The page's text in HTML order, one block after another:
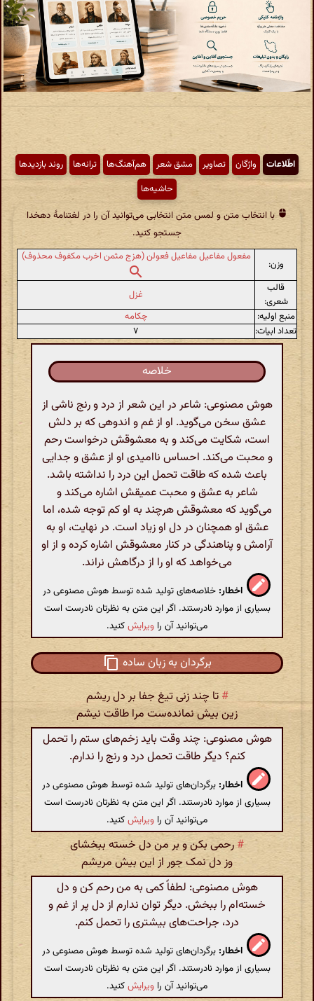
اطّلاعات واژگان تصاویر مشق شعر هم‌آهنگ‌ها ترانه‌ها
روند بازدیدها
حاشیه‌ها
با انتخاب متن و لمس متن انتخابی می‌توانید آن را در لغتنامهٔ دهخدا
جستجو کنید.
وزن:
مفعول مفاعیل مفاعیل فعولن (هزج مثمن اخرب مکفوف محذوف)
قالب
شعری:
غزل
منبع اولیه:
چکامه
تعداد ابیات:
۷
خلاصه
هوش مصنوعی: شاعر در این شعر از درد و رنج ناشی از
عشق سخن می‌گوید. او از غم و اندوهی که بر دلش
است، شکایت می‌کند و به معشوقش درخواست رحم
و محبت می‌کند. احساس ناامیدی او از عشق و جدایی
باعث شده که طاقت تحمل این درد را نداشته باشد.
شاعر به عشق و محبت عمیقش اشاره می‌کند و
می‌گوید که معشوقش هرچند به او کم توجه شده، اما
عشق او همچنان در دل او زیاد است. در نهایت، او به
آرامش و پناهندگی در کنار معشوقش اشاره کرده و از او
می‌خواهد که او را از درگاهش نراند.
اخطار: خلاصه‌های تولید شده توسط هوش مصنوعی در
بسیاری از موارد نادرستند. اگر این متن به نظرتان نادرست است
می‌توانید آن را ویرایشکنید.
برگردان به زبان ساده
# تا چند زنی تیغ جفا بر دل ریشم
زین بیش نمانده‌ست مرا طاقت نیشم
هوش مصنوعی: چند وقت باید زخم‌های ستم را تحمل
کنم؟ دیگر طاقت تحمل درد و رنج را ندارم.
اخطار: برگردان‌های تولید شده توسط هوش مصنوعی در
بسیاری از موارد نادرستند. اگر این متن به نظرتان نادرست است
می‌توانید آن را ویرایشکنید.
# رحمی بکن و بر من دل خسته ببخشای
وز دل نمک جور از این بیش مریشم
هوش مصنوعی: لطفاً کمی به من رحم کن و دل
خسته‌ام را ببخش. دیگر توان ندارم از دل پر از غم و
درد، جراحت‌های بیشتری را تحمل کنم.
اخطار: برگردان‌های تولید شده توسط هوش مصنوعی در
بسیاری از موارد نادرستند. اگر این متن به نظرتان نادرست است
می‌توانید آن را ویرایشکنید.